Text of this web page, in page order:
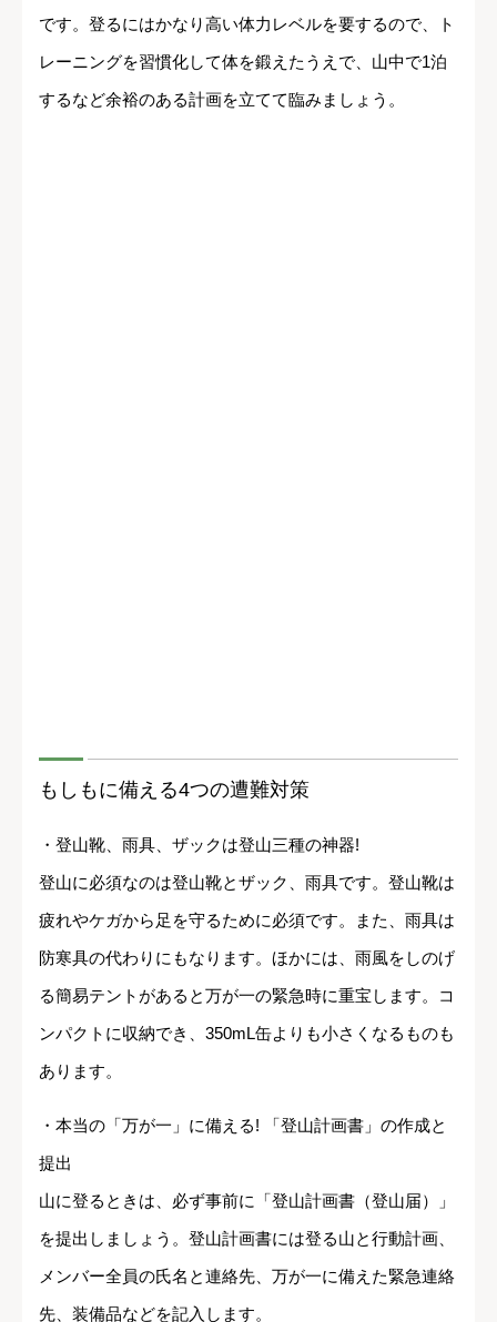
です。登るにはかなり高い体力レベルを要するので、ト
レーニングを習慣化して体を鍛えたうえで、山中で1泊
するなど余裕のある計画を立てて臨みましょう。
もしもに備える4つの遭難対策
・登山靴、雨具、ザックは登山三種の神器!
登山に必須なのは登山靴とザック、雨具です。登山靴は
疲れやケガから足を守るために必須です。また、雨具は
防寒具の代わりにもなります。ほかには、雨風をしのげ
る簡易テントがあると万が一の緊急時に重宝します。コ
ンパクトに収納でき、350mL缶よりも小さくなるものも
あります。
・本当の「万が一」に備える! 「登山計画書」の作成と
提出
山に登るときは、必ず事前に「登山計画書（登山届）」
を提出しましょう。登山計画書には登る山と行動計画、
メンバー全員の氏名と連絡先、万が一に備えた緊急連絡
先、装備品などを記入します。